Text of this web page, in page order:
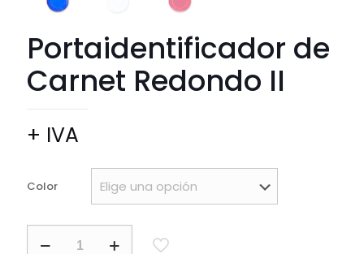
Portaidentificador de
Carnet Redondo II
+ IVA
Color